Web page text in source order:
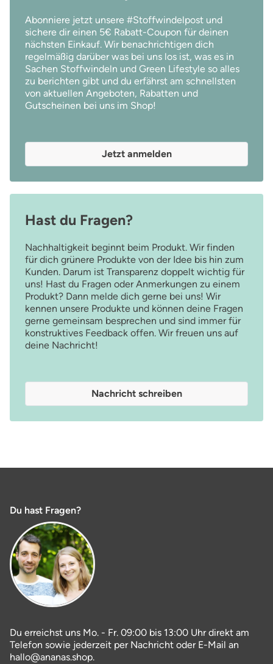
Abonniere jetzt unsere #Stoffwindelpost und
sichere dir einen 5€ Rabatt-Coupon für deinen
nächsten Einkauf. Wir benachrichtigen dich
regelmäßig darüber was bei uns los ist, was es in
Sachen Stoffwindeln und Green Lifestyle so alles
zu berichten gibt und du erfährst am schnellsten
von aktuellen Angeboten, Rabatten und
Gutscheinen bei uns im Shop!
Jetzt anmelden
Hast du Fragen?
Nachhaltigkeit beginnt beim Produkt. Wir finden
für dich grünere Produkte von der Idee bis hin zum
Kunden. Darum ist Transparenz doppelt wichtig für
uns! Hast du Fragen oder Anmerkungen zu einem
Produkt? Dann melde dich gerne bei uns! Wir
kennen unsere Produkte und können deine Fragen
gerne gemeinsam besprechen und sind immer für
konstruktives Feedback offen. Wir freuen uns auf
deine Nachricht!
Nachricht schreiben
Du hast Fragen?
Du erreichst uns Mo. - Fr. 09:00 bis 13:00 Uhr direkt am
Telefon sowie jederzeit per Nachricht oder E-Mail an
hallo@ananas.shop.